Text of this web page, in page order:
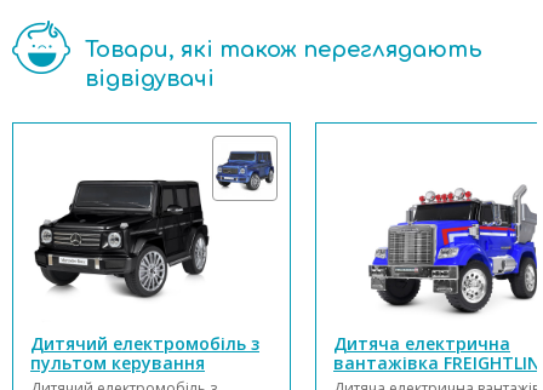
Товари, які також переглядають
відвідувачі
Дитячий електромобіль з
пультом керування
Mercedes-Benz Bambi M
Дитяча електрична
вантажівка
CORONADO Bambi M